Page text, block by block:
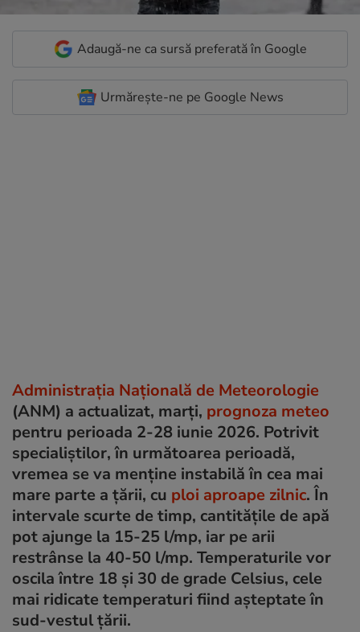
Adaugă-ne ca sursă preferată în Google
Urmărește-ne pe Google News
Administrația Națională de Meteorologie
(ANM) a actualizat, marți, prognoza meteo
pentru perioada 2-28 iunie 2026. Potrivit
specialiștilor, în următoarea perioadă,
vremea se va menține instabilă în cea mai
mare parte a țării, cu ploi aproape zilnic. În
intervale scurte de timp, cantitățile de apă
pot ajunge la 15-25 l/mp, iar pe arii
restrânse la 40-50 l/mp. Temperaturile vor
oscila între 18 și 30 de grade Celsius, cele
mai ridicate temperaturi fiind așteptate în
sud-vestul țării.